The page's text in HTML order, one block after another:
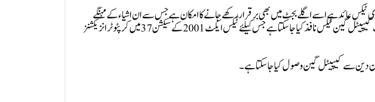
ٹیکس عائد ہے اسے اگلے بجٹ میں بھی برقرار رکھے جانے کا امکان ہے جس سے ان اشیاء کے مہنگے
ہونے کا خدشہ ہے جب کرپٹو ٹریڈنگ پر 10 سے 30 فی صد تک کیپیٹل گین ٹیکس نافذ کیا جا سکتا ہے جس کیلئے ٹیکس ایکٹ 2001 کے سیکشن 37 میں کرپٹو ٹرانزیکشنز